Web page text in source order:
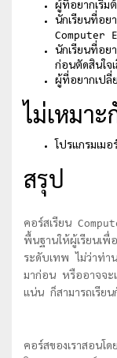
ผู้ที่อยากเริ่ม
นักเรียนที่อ
Computer
นักเรียนที่อย
ก่อนตัดสินใจ
ผู้ที่อยากเปลี่
ไม่เหมาะ
โปรแกรมเม
สรุป
คอร์สเรียน
พื้นฐานให้ผู้เรียนเพื่
ระดับเทพ ไม่ว่าท่า
มาก่อน หรืออาจจะ
แน่น ก็สามารถเรีย
คอร์สของเราสอนโ